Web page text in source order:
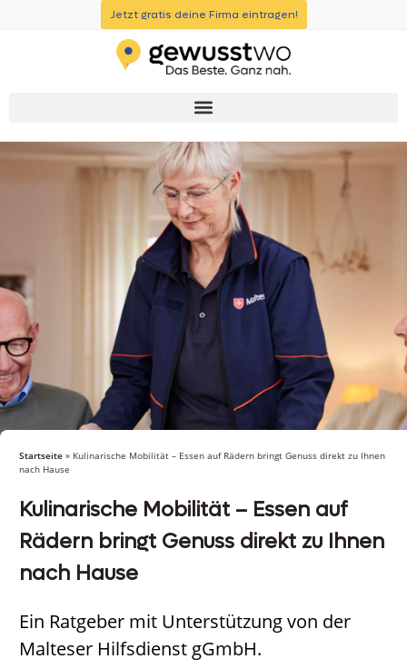
Jetzt gratis deine Firma eintragen!
Startseite » Kulinarische Mobilität – Essen auf Rädern bringt Genuss direkt zu Ihnen
nach Hause
Kulinarische Mobilität – Essen auf
Rädern bringt Genuss direkt zu Ihnen
nach Hause
Ein Ratgeber mit Unterstützung von der
Malteser Hilfsdienst gGmbH.